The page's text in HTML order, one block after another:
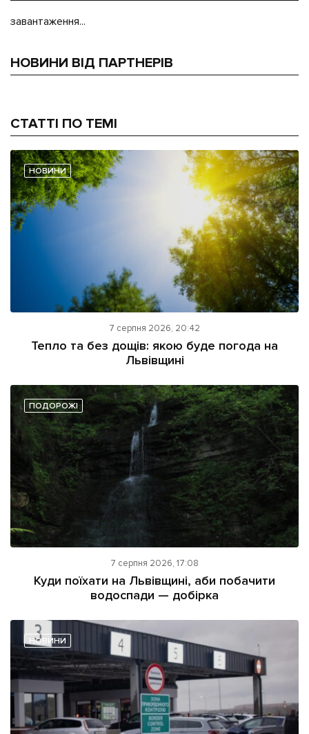
завантаження...
НОВИНИ ВІД ПАРТНЕРІВ
СТАТТІ ПО ТЕМІ
НОВИНИ
7 серпня 2026, 20:42
Тепло та без дощів: якою буде погода на
Львівщині
ПОДОРОЖІ
7 серпня 2026, 17:08
Куди поїхати на Львівщині, аби побачити
водоспади — добірка
НОВИНИ